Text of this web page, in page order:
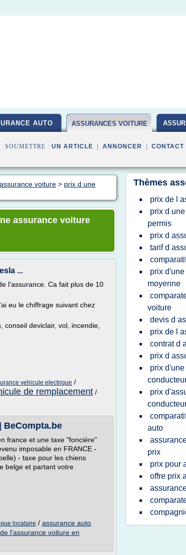
AUTO ASSURANCES VOITURE
: UN ARTICLE ANNONCER CONTACT
voiture > prix d une
assurance voiture
...
l'assurance. Ca fait plus de 10
eu le chiffrage suivant chez
deviclair, vol, incendie,
vehicule electrique /
de remplacement /
BeCompta.be
france et une taxe "fonciére"
imposable en FRANCE -
- taxe pour les chiens
belge et partant votre
locataire / assurance auto
l'assurance voiture en
Thèmes
prix de l
prix d
permis
prix d
tarif d
prix
moyenne
voiture
devis d
prix de l
contrat d
prix d
prix
prix
auto
prix
prix pour
offre prix